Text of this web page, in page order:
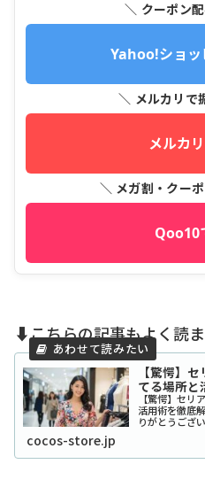
＼ クーポン
Yahoo!ショッ
＼ メルカリで
メルカ
＼ メガ割・クー
Qoo10
⬇️こちらの記事もよく読
【驚愕】
てる場所と
【驚愕】セリ
活用術を徹底
りがとうござ
の間で「宝石
リアのビジュ
cocos-store.jp